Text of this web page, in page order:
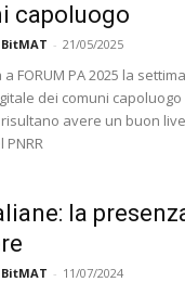
capoluogo
- 21/05/2025
FORUM PA 2025 la
dei comuni capoluogo
avere un buon
la
- 11/07/2024